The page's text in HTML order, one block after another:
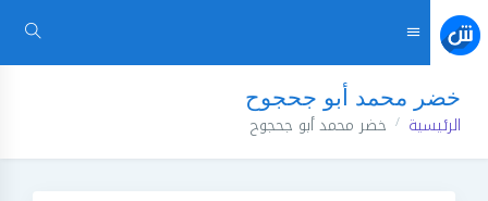
خضر محمد أبو جحجوح
الرئيسية خضر محمد أبو جحجوح